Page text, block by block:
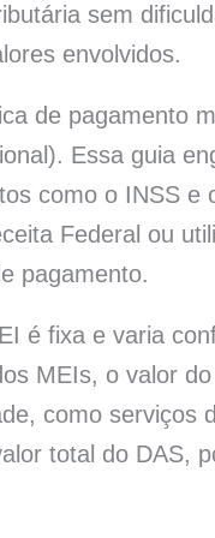
sem
envolvidos.
de pagamento
Essa guia
como o INSS
Federal ou
pagamento.
é fixa e varia
MEIs, o valor
como serviços
total do DAS,